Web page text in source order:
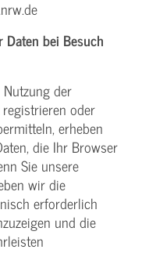
bei Besuch
der
oder
erheben
die Ihr Browser
Sie unsere
wir die
erforderlich
und die